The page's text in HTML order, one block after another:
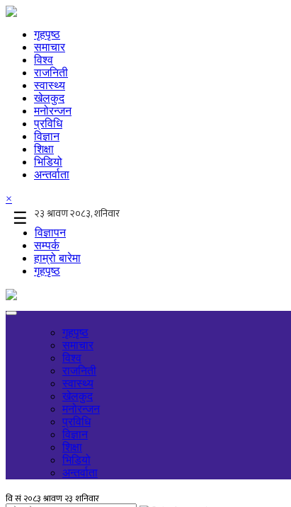
गृहपृष्ठ
समाचार
विश्व
राजनिती
स्वास्थ्य
खेलकुद
मनोरन्जन
प्रविधि
विज्ञान
शिक्षा
भिडियो
अन्तर्वाता
×
☰
विज्ञापन
सम्पर्क
हाम्रो बारेमा
गृहपृष्ठ
गृहपृष्ठ
समाचार
विश्व
राजनिती
स्वास्थ्य
खेलकुद
मनोरन्जन
प्रविधि
विज्ञान
शिक्षा
भिडियो
अन्तर्वाता